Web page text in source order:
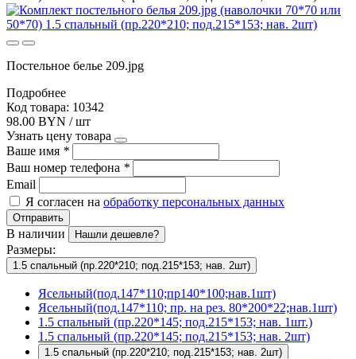
Постельное белье 209.jpg
Подробнее
Код товара: 10342
98.00 BYN / шт
Узнать цену товара
Ваше имя *
Ваш номер телефона *
Email
Я согласен на обработку персональных данных
Отправить
В наличии Нашли дешевле?
Размеры:
1.5 спальный (пр.220*210; под.215*153; нав. 2шт)
Ясельный(под.147*110;пр140*100;нав.1шт)
Ясельный(под.147*110; пр. на рез. 80*200*22;нав.1шт)
1.5 спальный (пр.220*145; под.215*153; нав. 1шт.)
1.5 спальный (пр.220*145; под.215*153; нав. 2шт)
1.5 спальный (пр.220*210; под.215*153; нав. 2шт)